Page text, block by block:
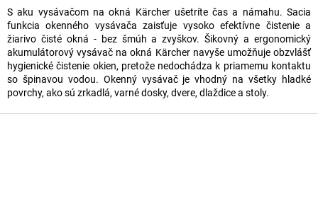
v
l
á
d
a
c
S aku vysávačom na okná Kärcher ušetríte čas a námahu. Sacia
funkcia okenného vysávača zaisťuje vysoko efektívne čistenie a
žiarivo čisté okná - bez šmúh a zvyškov. Šikovný a ergonomický
akumulátorový vysávač na okná Kärcher navyše umožňuje obzvlášť
hygienické čistenie okien, pretože nedochádza k priamemu kontaktu
so špinavou vodou. Okenný vysávač je vhodný na všetky hladké
povrchy, ako sú zrkadlá, varné dosky, dvere, dlaždice a stoly.